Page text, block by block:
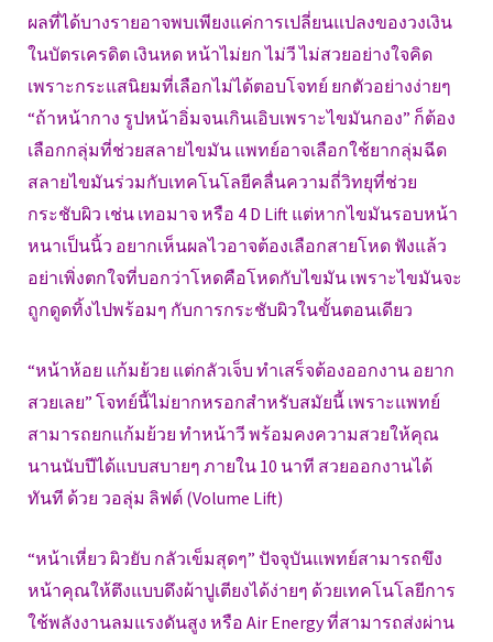
ผลที่ได้บางรายอาจพบเพียงแค่การเปลี่ยนแปลงของวงเงิน
ในบัตรเครดิต เงินหด หน้าไม่ยก ไม่วี ไม่สวยอย่างใจคิด
เพราะกระแสนิยมที่เลือกไม่ได้ตอบโจทย์ ยกตัวอย่างง่ายๆ
“ถ้าหน้ากาง รูปหน้าอิ่มจนเกินเอิบเพราะไขมันกอง” ก็ต้อง
เลือกกลุ่มที่ช่วยสลายไขมัน แพทย์อาจเลือกใช้ยากลุ่มฉีด
สลายไขมันร่วมกับเทคโนโลยีคลื่นความถี่วิทยุที่ช่วย
กระชับผิว เช่น เทอมาจ หรือ 4 D Lift แต่หากไขมันรอบหน้า
หนาเป็นนิ้ว อยากเห็นผลไวอาจต้องเลือกสายโหด ฟังแล้ว
อย่าเพิ่งตกใจที่บอกว่าโหดคือโหดกับไขมัน เพราะไขมันจะ
ถูกดูดทิ้งไปพร้อมๆ กับการกระชับผิวในขั้นตอนเดียว
“หน้าห้อย แก้มย้วย แต่กลัวเจ็บ ทำเสร็จต้องออกงาน อยาก
สวยเลย” โจทย์นี้ไม่ยากหรอกสำหรับสมัยนี้ เพราะแพทย์
สามารถยกแก้มย้วย ทำหน้าวี พร้อมคงความสวยให้คุณ
นานนับปีได้แบบสบายๆ ภายใน 10 นาที สวยออกงานได้
ทันที ด้วย วอลุ่ม ลิฟต์ (Volume Lift)
“หน้าเหี่ยว ผิวยับ กลัวเข็มสุดๆ” ปัจจุบันแพทย์สามารถขึง
หน้าคุณให้ตึงแบบดึงผ้าปูเตียงได้ง่ายๆ ด้วยเทคโนโลยีการ
ใช้พลังงานลมแรงดันสูง หรือ Air Energy ที่สามารถส่งผ่าน